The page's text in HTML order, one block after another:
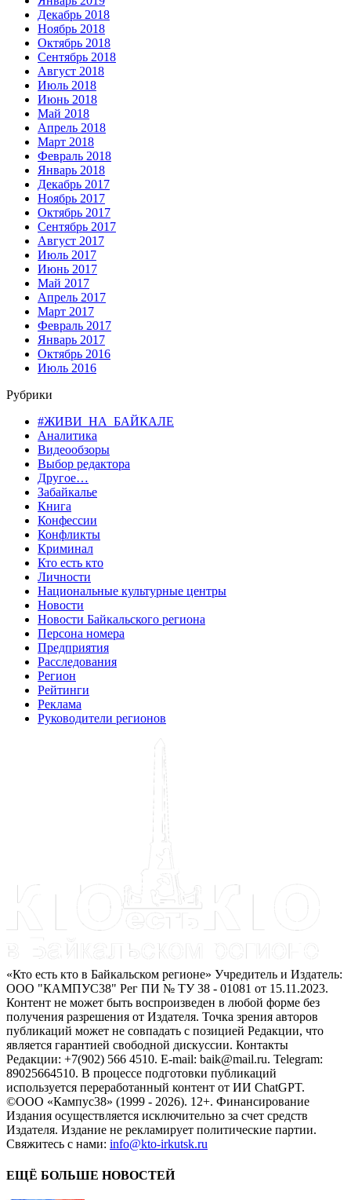
Декабрь 2018
Ноябрь 2018
Октябрь 2018
Сентябрь 2018
Август 2018
Июль 2018
Июнь 2018
Май 2018
Апрель 2018
Март 2018
Февраль 2018
Январь 2018
Декабрь 2017
Ноябрь 2017
Октябрь 2017
Сентябрь 2017
Август 2017
Июль 2017
Июнь 2017
Май 2017
Апрель 2017
Март 2017
Февраль 2017
Январь 2017
Октябрь 2016
Июль 2016
Рубрики
#ЖИВИ_НА_БАЙКАЛЕ
Аналитика
Видеообзоры
Выбор редактора
Другое…
Забайкалье
Книга
Конфессии
Конфликты
Криминал
Кто есть кто
Личности
Национальные культурные центры
Новости
Новости Байкальского региона
Персона номера
Предприятия
Расследования
Регион
Рейтинги
Реклама
Руководители регионов
«Кто есть кто в Байкальском регионе» Учредитель и Издатель:
ООО "КАМПУС38" Рег ПИ № ТУ 38 - 01081 от 15.11.2023.
Контент не может быть воспроизведен в любой форме без
получения разрешения от Издателя. Точка зрения авторов
публикаций может не совпадать с позицией Редакции, что
является гарантией свободной дискуссии. Контакты
Редакции: +7(902) 566 4510. E-mail: baik@mail.ru. Telegram:
89025664510. В процессе подготовки публикаций
используется переработанный контент от ИИ ChatGPT.
©ООО «Кампус38» (1999 - 2026). 12+. Финансирование
Издания осуществляется исключительно за счет средств
Издателя. Издание не рекламирует политические партии.
Свяжитесь с нами: info@kto-irkutsk.ru
ЕЩЁ БОЛЬШЕ НОВОСТЕЙ